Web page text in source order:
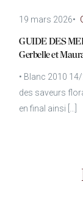
19 mars 2026•
GUIDE DES
Gerbelle et
• Blanc 2010
des saveurs
en final ainsi […]